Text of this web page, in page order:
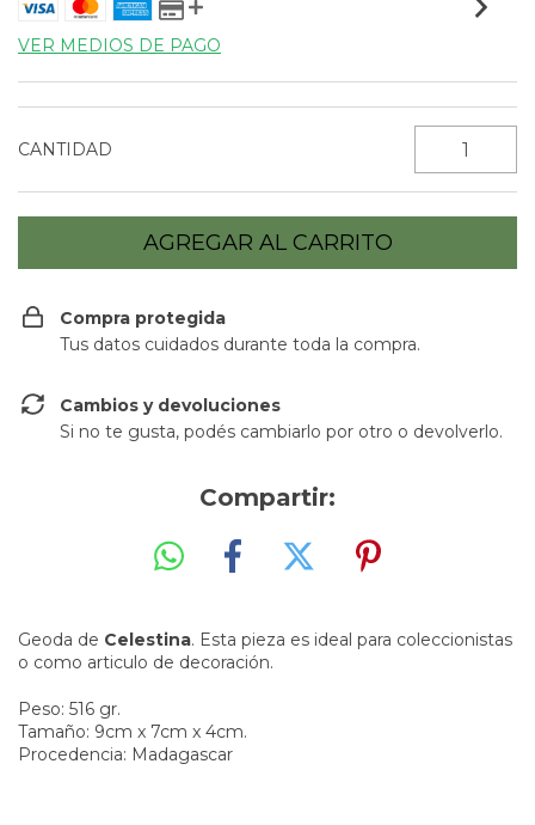
VER MEDIOS DE PAGO
CANTIDAD
Compra protegida
Tus datos cuidados durante toda la compra.
Cambios y devoluciones
Si no te gusta, podés cambiarlo por otro o devolverlo.
Compartir:
Geoda de Celestina. Esta pieza es ideal para coleccionistas
o como articulo de decoración.
Peso: 516 gr.
Tamaño: 9cm x 7cm x 4cm.
Procedencia: Madagascar